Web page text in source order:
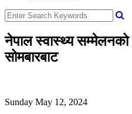
नेपाल स्वास्थ्य
सोमबारबाट
Sunday May 12, 2024